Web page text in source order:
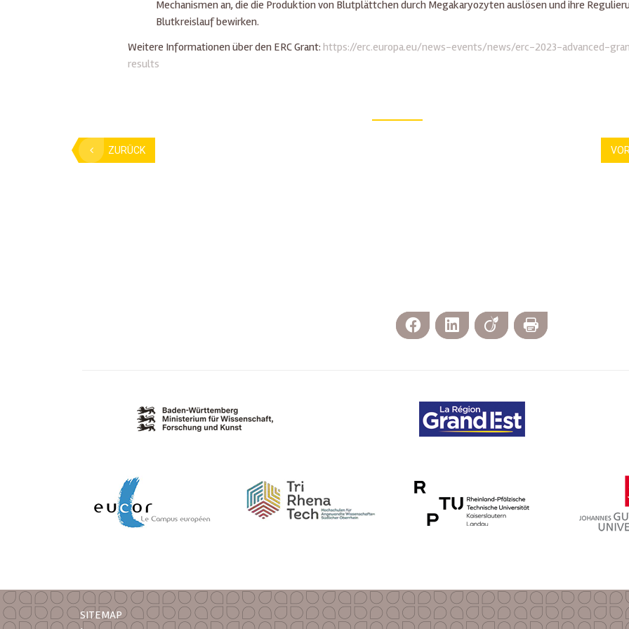
Mechanismen an, die die Produktion von Blutplättchen durch Megakaryozyten auslösen und ihre
Blutkreislauf bewirken.
Weitere Informationen über den ERC Grant: https://erc.europa.eu/news-events/news/erc-2023-advanced-
results
ZURÜCK VOR
Facebook LinkedIn Viadeo
SITEMAP